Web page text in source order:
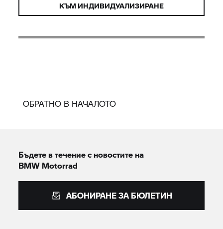
КЪМ ИНДИВИДУАЛИЗИРАНЕ
ОБРАТНО В НАЧАЛОТО
Бъдете в течение с новостите на
BMW Motorrad
АБОНИРАНЕ ЗА БЮЛЕТИН